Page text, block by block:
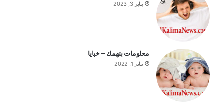
ي
و
م
يناير 3, 2023
معلومات بتهمك – خبايا
يناير 1, 2022